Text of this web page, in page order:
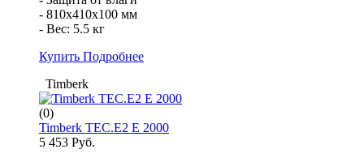
- 810x410x100 мм
- Вес: 5.5 кг
Купить Подробнее
Timberk
(0)
Timberk TEC.E2 E 2000
5 453 Руб.